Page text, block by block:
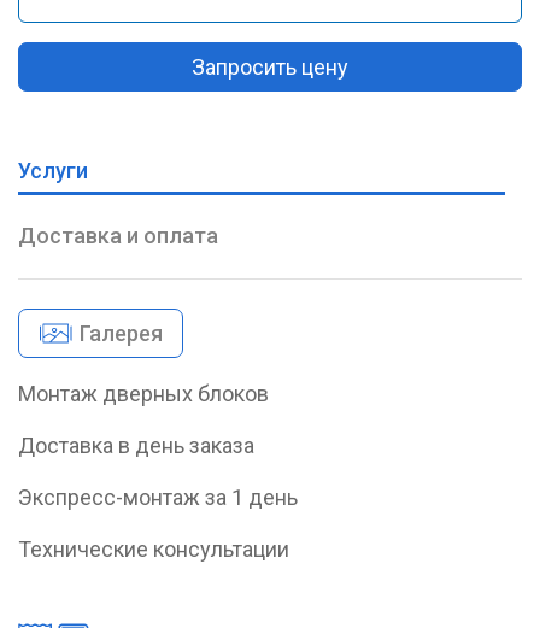
Запросить цену
Услуги
Доставка и оплата
Галерея
Монтаж дверных блоков
Доставка в день заказа
Экспресс-монтаж за 1 день
Технические консультации